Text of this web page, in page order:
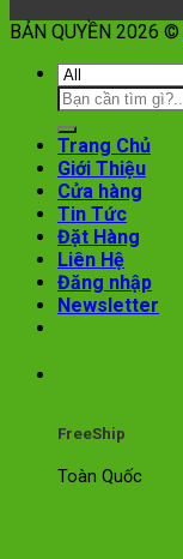
BẢN QUYỀN 2026 ©
Trang Chủ
Giới Thiệu
Cửa hàng
Tin Tức
Đặt Hàng
Liên Hệ
Đăng nhập
Newsletter
FreeShip
Toàn Quốc